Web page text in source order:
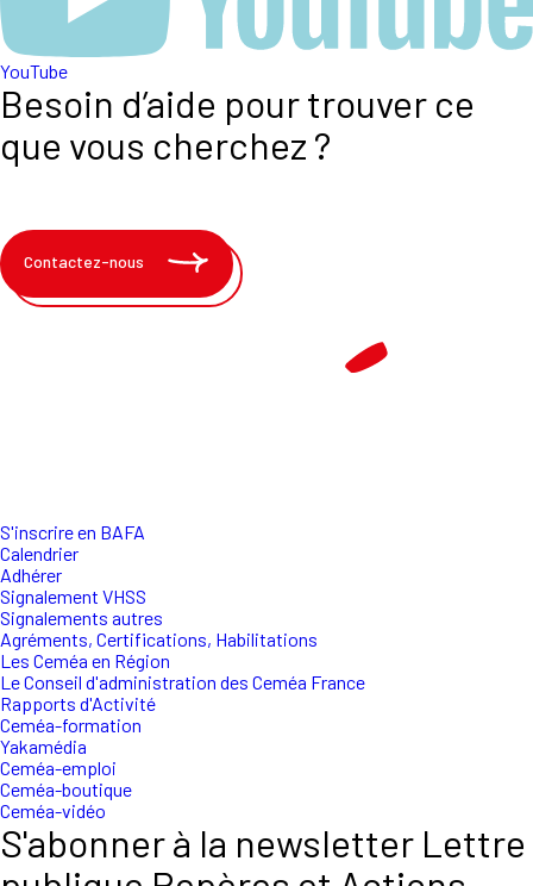
YouTube
Besoin d’aide pour trouver ce
que vous cherchez ?
Contactez-nous
S'inscrire en BAFA
Calendrier
Adhérer
Signalement VHSS
Signalements autres
Agréments, Certifications, Habilitations
Les Ceméa en Région
Le Conseil d'administration des Ceméa France
Rapports d'Activité
Ceméa-formation
Yakamédia
Ceméa-emploi
Ceméa-boutique
Ceméa-vidéo
S'abonner à la newsletter Lettre